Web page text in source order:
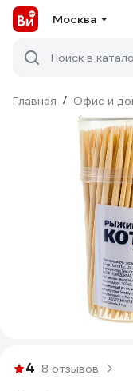
Москва
Поиск в
Главная / Офис и
4 8 отзывов